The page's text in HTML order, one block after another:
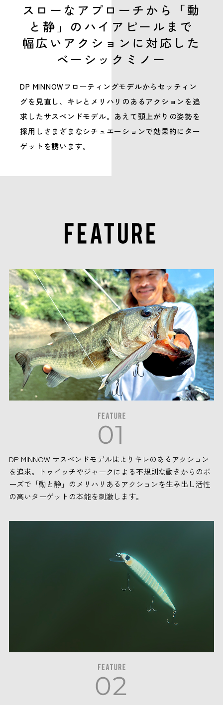
スローなアプローチから「動
と静」のハイアピールまで
幅広いアクションに対応した
ベーシックミノー
DP MINNOWフローティングモデルからセッティン
グを見直し、キレとメリハリのあるアクションを追
求したサスペンドモデル。あえて頭上がりの姿勢を
採用しさまざまなシチュエーションで効果的にター
ゲットを誘います。
DP MINNOW サスペンドモデルはよりキレのあるアクション
を追求。トゥイッチやジャークによる不規則な動きからのポ
ーズで「動と静」のメリハリあるアクションを生み出し活性
の高いターゲットの本能を刺激します。